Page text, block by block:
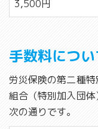
3,500円
手数料につ
労災保険の第二種
組合（特別加入団
次の通りです。